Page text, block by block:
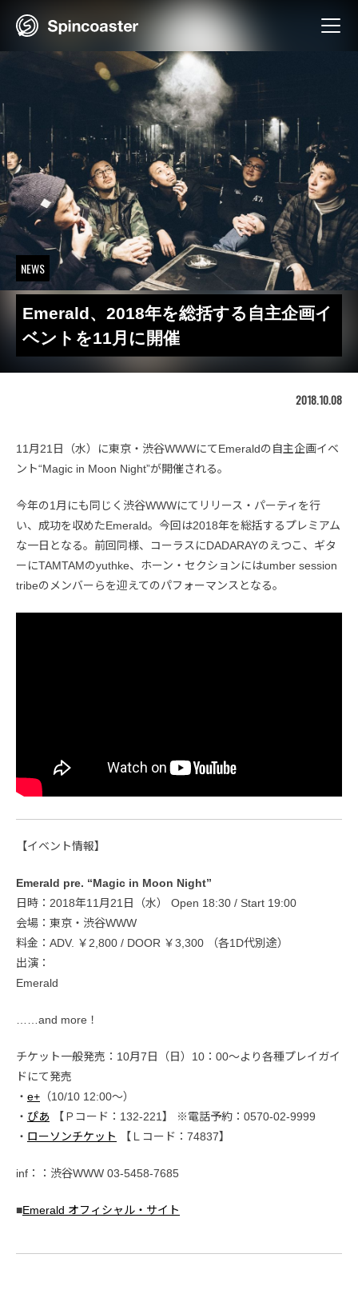
NEWS
Emerald、2018年を総括する自主企画イ
ベントを11月に開催
2018.10.08
11月21日（水）に東京・渋谷WWWにてEmeraldの自主企画イベ
ント“Magic in Moon Night”が開催される。
今年の1月にも同じく渋谷WWWにてリリース・パーティを行
い、成功を収めたEmerald。今回は2018年を総括するプレミアム
な一日となる。前回同様、コーラスにDADARAYのえつこ、ギタ
ーにTAMTAMのyuthke、ホーン・セクションにはumber session
tribeのメンバーらを迎えてのパフォーマンスとなる。
【イベント情報】
Emerald pre. “Magic in Moon Night”
日時：2018年11月21日（水） Open 18:30 / Start 19:00
会場：東京・渋谷WWW
料金：ADV. ￥2,800 / DOOR ￥3,300 （各1D代別途）
出演：
Emerald
……and more！
チケット一般発売：10月7日（日）10：00～より各種プレイガイ
ドにて発売
・ e+ （10/10 12:00〜）
・ ぴあ 【Ｐコード：132-221】 ※電話予約：0570-02-9999
・ ローソンチケット 【Ｌコード：74837】
inf：：渋谷WWW 03-5458-7685
■Emerald オフィシャル・サイト